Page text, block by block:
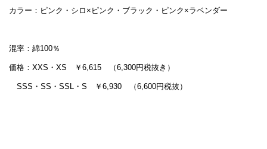
カラー：ピンク・シロ×ピンク・ブラック・ピンク×ラベンダー
混率：綿100％
価格：XXS・XS ￥6,615 （6,300円税抜き）
SSS・SS・SSL・S ￥6,930 （6,600円税抜）